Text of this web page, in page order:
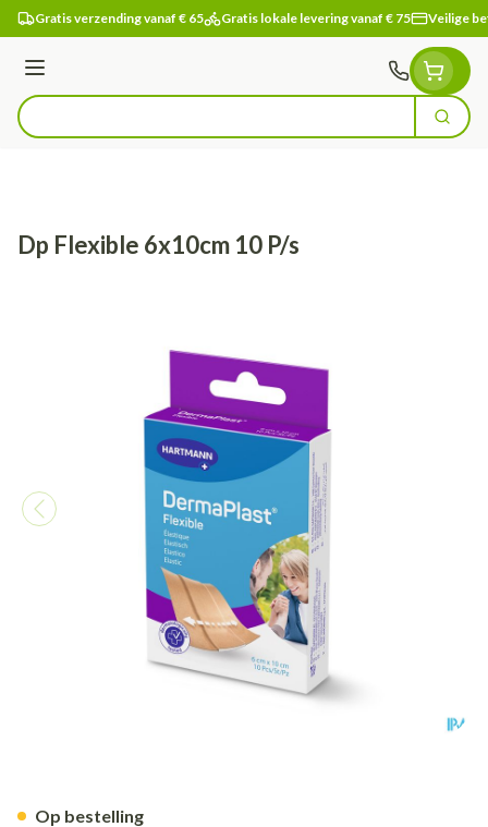
Ga naar de inhoud
Gratis verzending vanaf € 65 Gratis lokale levering vanaf € 75 Veilige
Menu
Product, merk, categorie... Zoek
Dp Flexible 6x10cm 10 P/s
Op bestelling